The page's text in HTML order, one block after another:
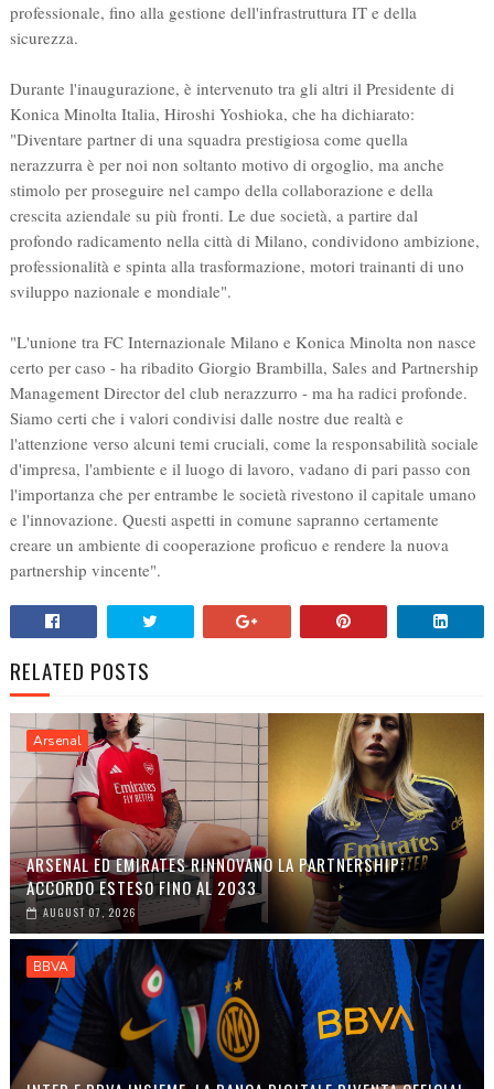
professionale, fino alla gestione dell'infrastruttura IT e della
sicurezza.
Durante l'inaugurazione, è intervenuto tra gli altri il Presidente di
Konica Minolta Italia, Hiroshi Yoshioka, che ha dichiarato:
"Diventare partner di una squadra prestigiosa come quella
nerazzurra è per noi non soltanto motivo di orgoglio, ma anche
stimolo per proseguire nel campo della collaborazione e della
crescita aziendale su più fronti. Le due società, a partire dal
profondo radicamento nella città di Milano, condividono ambizione,
professionalità e spinta alla trasformazione, motori trainanti di uno
sviluppo nazionale e mondiale".
"L'unione tra FC Internazionale Milano e Konica Minolta non nasce
certo per caso - ha ribadito Giorgio Brambilla, Sales and Partnership
Management Director del club nerazzurro - ma ha radici profonde.
Siamo certi che i valori condivisi dalle nostre due realtà e
l'attenzione verso alcuni temi cruciali, come la responsabilità sociale
d'impresa, l'ambiente e il luogo di lavoro, vadano di pari passo con
l'importanza che per entrambe le società rivestono il capitale umano
e l'innovazione. Questi aspetti in comune sapranno certamente
creare un ambiente di cooperazione proficuo e rendere la nuova
partnership vincente".
RELATED POSTS
Arsenal
ARSENAL ED EMIRATES RINNOVANO LA PARTNERSHIP:
ACCORDO ESTESO FINO AL 2033
AUGUST 07, 2026
BBVA